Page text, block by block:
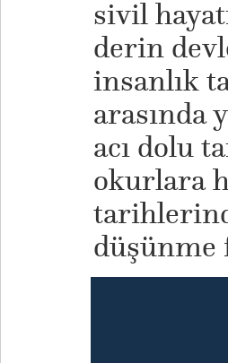
sivil
derin
insanlık
arasında
acı dolu
okurlara
düşünme